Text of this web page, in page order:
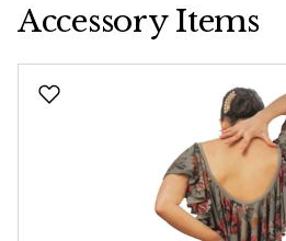
Accessory Items